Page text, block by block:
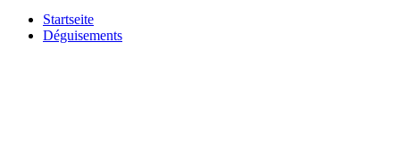
Startseite
Déguisements